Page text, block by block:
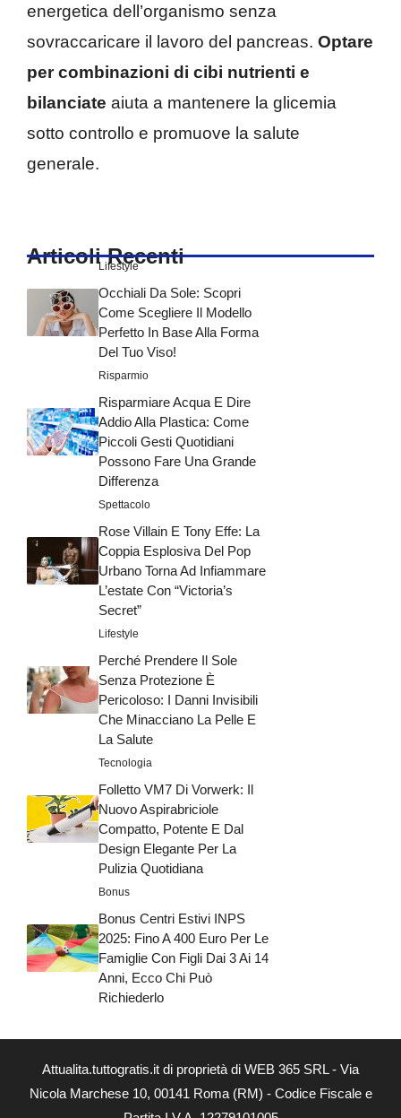
energetica dell’organismo senza
sovraccaricare il lavoro del pancreas. Optare
per combinazioni di cibi nutrienti e
bilanciate aiuta a mantenere la glicemia
sotto controllo e promuove la salute
generale.
Articoli Recenti
Lifestyle
Occhiali Da Sole: Scopri
Come Scegliere Il Modello
Perfetto In Base Alla Forma
Del Tuo Viso!
Risparmio
Risparmiare Acqua E Dire
Addio Alla Plastica: Come
Piccoli Gesti Quotidiani
Possono Fare Una Grande
Differenza
Spettacolo
Rose Villain E Tony Effe: La
Coppia Esplosiva Del Pop
Urbano Torna Ad Infiammare
L’estate Con “Victoria’s
Secret”
Lifestyle
Perché Prendere Il Sole
Senza Protezione È
Pericoloso: I Danni Invisibili
Che Minacciano La Pelle E
La Salute
Tecnologia
Folletto VM7 Di Vorwerk: Il
Nuovo Aspirabriciole
Compatto, Potente E Dal
Design Elegante Per La
Pulizia Quotidiana
Bonus
Bonus Centri Estivi INPS
2025: Fino A 400 Euro Per Le
Famiglie Con Figli Dai 3 Ai 14
Anni, Ecco Chi Può
Richiederlo
Attualita.tuttogratis.it di proprietà di WEB 365 SRL - Via
Nicola Marchese 10, 00141 Roma (RM) - Codice Fiscale e